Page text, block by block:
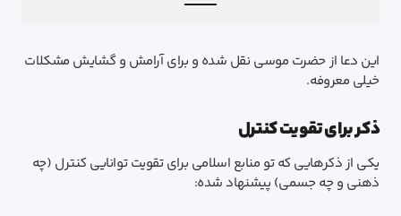
این دعا از حضرت موسی نقل شده و برای آرامش و گشایش مشکلات
خیلی معروفه.
ذکر برای تقویت کنترل
یکی از ذکرهایی که تو منابع اسلامی برای تقویت توانایی کنترل (چه
ذهنی و چه جسمی) پیشنهاد شده: